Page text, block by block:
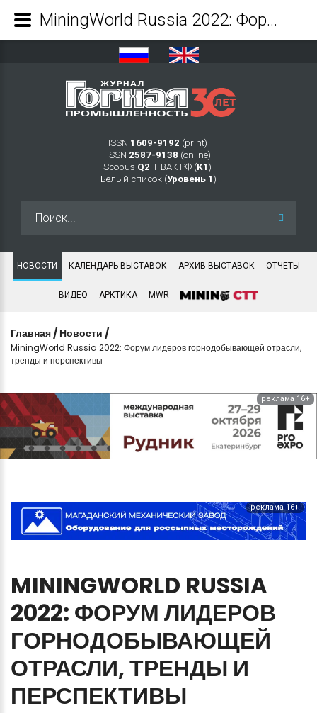
ISSN 1609-9192 (print)
ISSN 2587-9138 (online)
Scopus Q2 Ι ВАК РФ (K1 )
Белый список (Уровень 1 )
НОВОСТИ КАЛЕНДАРЬ ВЫСТАВОК АРХИВ ВЫСТАВОК ОТЧЕТЫ
ВИДЕО АРКТИКА MWR
Главная / Новости /
MiningWorld Russia 2022: Форум лидеров горнодобывающей отрасли,
тренды и перспективы
реклама 16+
реклама 16+
MININGWORLD RUSSIA
2022: ФОРУМ ЛИДЕРОВ
ГОРНОДОБЫВАЮЩЕЙ
ОТРАСЛИ,ТРЕНДЫ И
ПЕРСПЕКТИВЫ
MiningWorld Russia 2022: Форум лидеров горнодобывающей отрасли, тренды и перспективы - Журнал Горная промышленность